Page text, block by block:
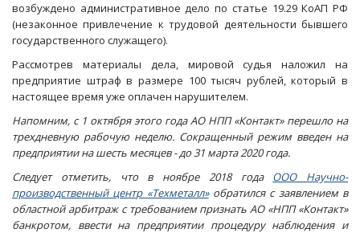
возбуждено административное дело по статье 19.29 КоАП РФ
(незаконное привлечение к трудовой деятельности бывшего
государственного служащего).
Рассмотрев материалы дела, мировой судья наложил на
предприятие штраф в размере 100 тысяч рублей, который в
настоящее время уже оплачен нарушителем.
Напомним, с 1 октября этого года АО НПП «Контакт» перешло на
трехдневную рабочую неделю. Сокращенный режим введен на
предприятии на шесть месяцев - до 31 марта 2020 года.
Следует отметить, что в ноябре 2018 года ООО Научно-
производственный центр «Техметалл»обратился с заявлением в
областной арбитраж с требованием признать АО «НПП «Контакт»
банкротом, ввести на предприятии процедуру наблюдения и